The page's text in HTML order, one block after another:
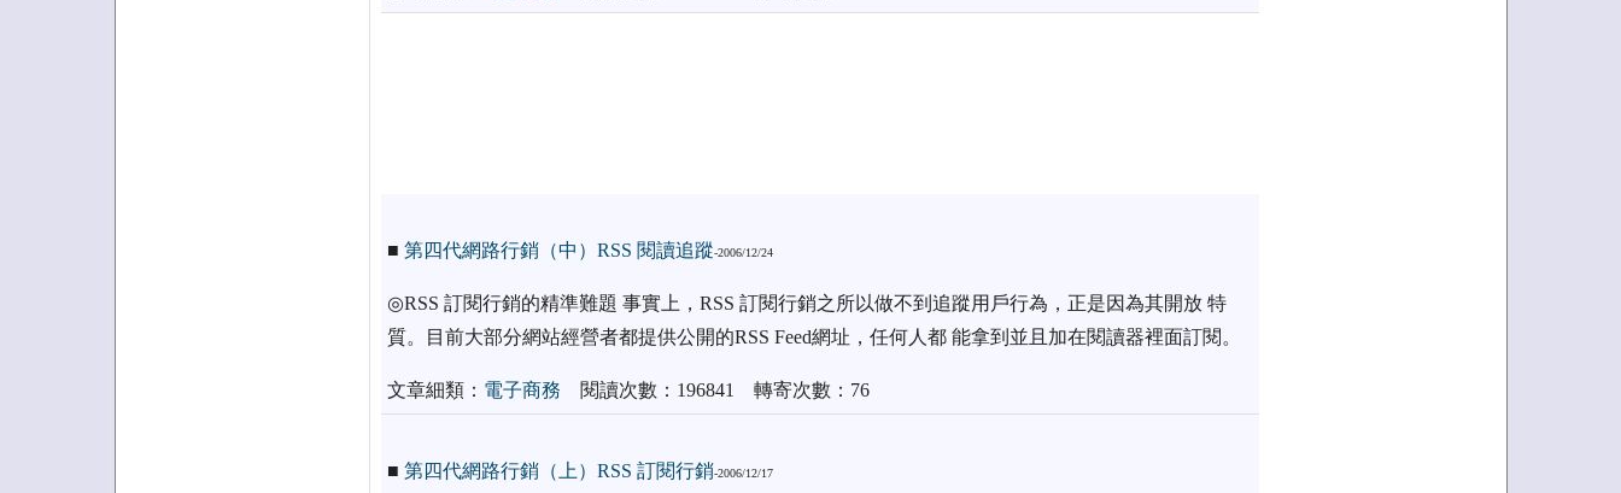
■ 第四代網路行銷（中）RSS 閱讀追蹤-2006/12/24
◎RSS 訂閱行銷的精準難題 事實上，RSS 訂閱行銷之所以做不到追蹤用戶行為，正是因為其開放 特
質。目前大部分網站經營者都提供公開的RSS Feed網址，任何人都 能拿到並且加在閱讀器裡面訂閱。
文章細類： 電子商務 閱讀次數：196841 轉寄次數：76
■ 第四代網路行銷（上）RSS 訂閱行銷-2006/12/17